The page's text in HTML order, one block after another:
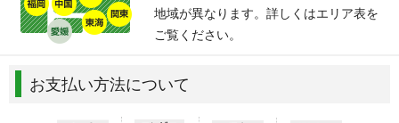
地域が異なります。詳しくはエリア表を
ご覧ください。
お支払い方法について